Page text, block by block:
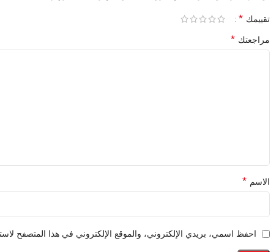
تقييمك *
مراجعتك *
الاسم *
احفظ اسمي، بريدي الإلكتروني، والموقع الإلكتروني في هذا المتصفح